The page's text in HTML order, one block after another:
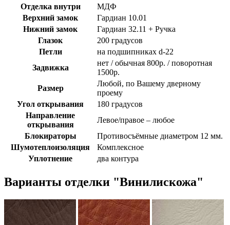
Отделка внутри
МДФ
Верхний замок
Гардиан 10.01
Нижний замок
Гардиан 32.11 + Ручка
Глазок
200 градусов
Петли
на подшипниках d-22
Задвижка
нет / обычная 800р. / поворотная
1500р.
Размер
Любой, по Вашему дверному
проему
Угол открывания
180 градусов
Направление
открывания
Левое/правое – любое
Блокираторы
Противосъёмные диаметром 12 мм.
Шумотеплоизоляция
Комплексное
Уплотнение
два контура
Варианты отделки "Винилискожа"